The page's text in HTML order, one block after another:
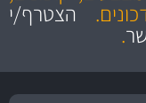
איכותי הצטרף/י
.